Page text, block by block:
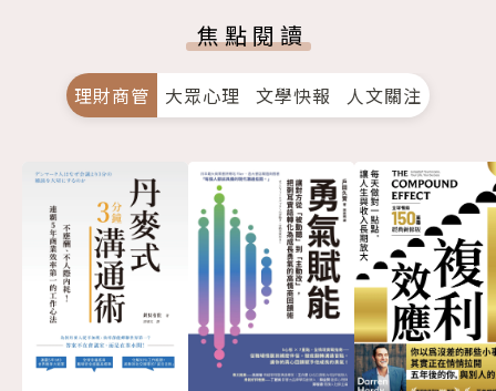
焦點閱讀
理財商管 大眾心理 文學快報 人文關注